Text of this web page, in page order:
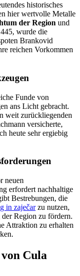
historisches
hier wertvolle Metalle
der Region und
wurde die
Brankovid
reichen Vorkommen
Funde von
ans Licht gebracht.
weit zurückliegenden
versicherte,
heute sehr ergiebig
neuen
erfordert nachhaltige
Bestrebungen, die
in zaječarzu nutzen,
Region zu fördern.
Attraktion zu erhalten
Cula